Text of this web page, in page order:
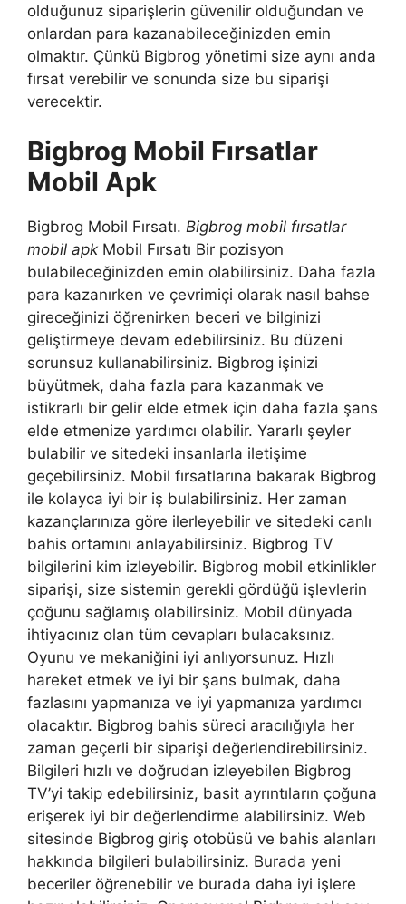
olduğunuz siparişlerin güvenilir olduğundan ve
onlardan para kazanabileceğinizden emin
olmaktır. Çünkü Bigbrog yönetimi size aynı anda
fırsat verebilir ve sonunda size bu siparişi
verecektir.
Bigbrog Mobil Fırsatlar
Mobil Apk
Bigbrog Mobil Fırsatı. Bigbrog mobil fırsatlar
mobil apk Mobil Fırsatı Bir pozisyon
bulabileceğinizden emin olabilirsiniz. Daha fazla
para kazanırken ve çevrimiçi olarak nasıl bahse
gireceğinizi öğrenirken beceri ve bilginizi
geliştirmeye devam edebilirsiniz. Bu düzeni
sorunsuz kullanabilirsiniz. Bigbrog işinizi
büyütmek, daha fazla para kazanmak ve
istikrarlı bir gelir elde etmek için daha fazla şans
elde etmenize yardımcı olabilir. Yararlı şeyler
bulabilir ve sitedeki insanlarla iletişime
geçebilirsiniz. Mobil fırsatlarına bakarak Bigbrog
ile kolayca iyi bir iş bulabilirsiniz. Her zaman
kazançlarınıza göre ilerleyebilir ve sitedeki canlı
bahis ortamını anlayabilirsiniz. Bigbrog TV
bilgilerini kim izleyebilir. Bigbrog mobil etkinlikler
siparişi, size sistemin gerekli gördüğü işlevlerin
çoğunu sağlamış olabilirsiniz. Mobil dünyada
ihtiyacınız olan tüm cevapları bulacaksınız.
Oyunu ve mekaniğini iyi anlıyorsunuz. Hızlı
hareket etmek ve iyi bir şans bulmak, daha
fazlasını yapmanıza ve iyi yapmanıza yardımcı
olacaktır. Bigbrog bahis süreci aracılığıyla her
zaman geçerli bir siparişi değerlendirebilirsiniz.
Bilgileri hızlı ve doğrudan izleyebilen Bigbrog
TV’yi takip edebilirsiniz, basit ayrıntıların çoğuna
erişerek iyi bir değerlendirme alabilirsiniz. Web
sitesinde Bigbrog giriş otobüsü ve bahis alanları
hakkında bilgileri bulabilirsiniz. Burada yeni
beceriler öğrenebilir ve burada daha iyi işlere